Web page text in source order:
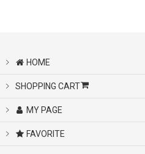
HOME
SHOPPING CART
MY PAGE
FAVORITE